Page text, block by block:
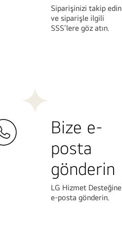
Siparişinizi takip edin
ve siparişle ilgili
SSS’lere göz atın.
Bize e-
posta
gönderin
LG Hizmet Desteğine
e-posta gönderin.